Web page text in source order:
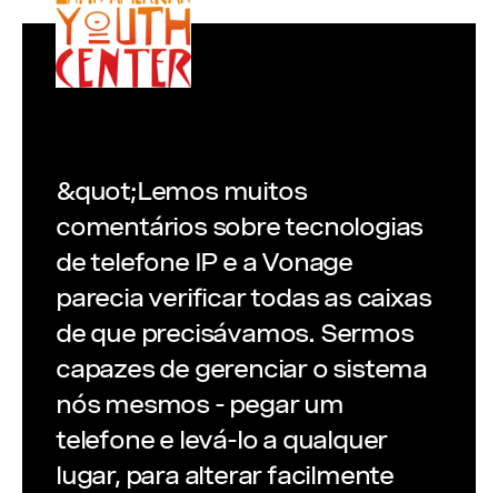
&quot;Lemos muitos
comentários sobre tecnologias
de telefone IP e a Vonage
parecia verificar todas as caixas
de que precisávamos. Sermos
capazes de gerenciar o sistema
nós mesmos - pegar um
telefone e levá-lo a qualquer
lugar, para alterar facilmente